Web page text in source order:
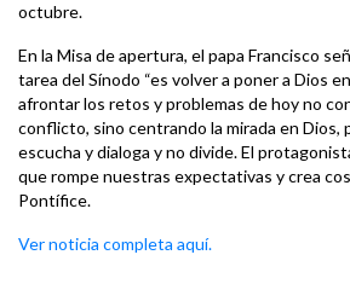
octubre.
En la Misa de apertura, el papa Francisco
tarea del Sínodo “es volver a poner a Dios
afrontar los retos y problemas de hoy no
conflicto, sino centrando la mirada en Dios,
escucha y dialoga y no divide. El
que rompe nuestras expectativas y crea
Pontífice.
Ver noticia completa aquí.